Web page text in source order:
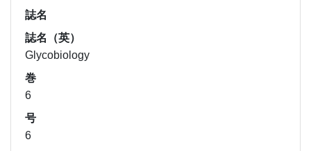
誌名
誌名（英）
Glycobiology
巻
6
号
6